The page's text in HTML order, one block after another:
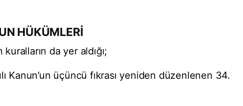
HÜKÜMLERİ
da yer aldığı;
Kanun’un üçüncü fıkrası yeniden düzenlenen 34.